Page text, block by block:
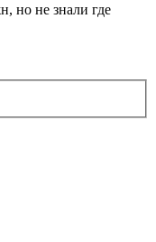
но не знали где